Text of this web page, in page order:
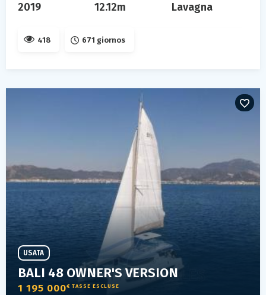
2019 12.12m Lavagna
418 671 giornos
BALI 48 OWNER'S VERSION
1 195 000€ TASSE ESCLUSE
USATA